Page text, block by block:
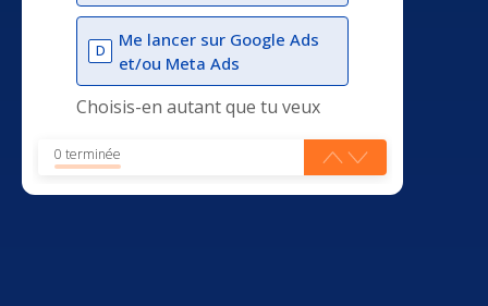
D
Me lancer sur Google Ads
et/ou Meta Ads
Choisis-en autant que tu veux
0 terminée